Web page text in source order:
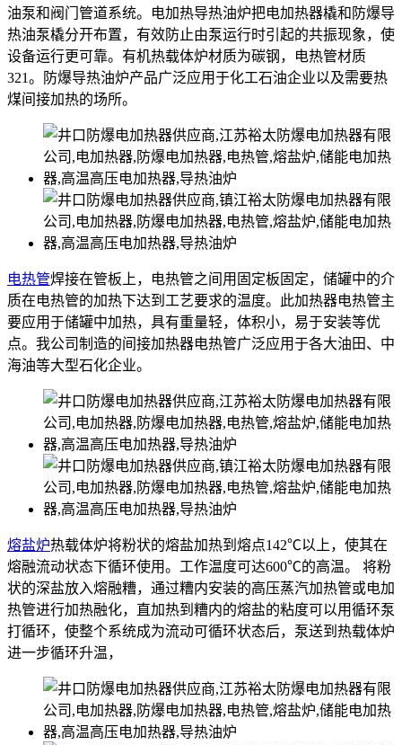
油泵和阀门管道系统。电加热导热油炉把电加热器橇和防爆导
热油泵橇分开布置，有效防止由泵运行时引起的共振现象，使
设备运行更可靠。有机热载体炉材质为碳钢，电热管材质
321。防爆导热油炉产品广泛应用于化工石油企业以及需要热
煤间接加热的场所。
电热管焊接在管板上，电热管之间用固定板固定，储罐中的介
质在电热管的加热下达到工艺要求的温度。此加热器电热管主
要应用于储罐中加热，具有重量轻，体积小，易于安装等优
点。我公司制造的间接加热器电热管广泛应用于各大油田、中
海油等大型石化企业。
熔盐炉热载体炉将粉状的熔盐加热到熔点142℃以上，使其在
熔融流动状态下循环使用。工作温度可达600℃的高温。 将粉
状的深盐放入熔融糟，通过糟内安装的高压蒸汽加热管或电加
热管进行加热融化，直加热到糟内的熔盐的粘度可以用循环泵
打循环，使整个系统成为流动可循环状态后，泵送到热载体炉
进一步循环升温，